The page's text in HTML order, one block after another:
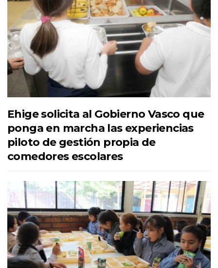
Ehige solicita al Gobierno Vasco que
ponga en marcha las experiencias
piloto de gestión propia de
comedores escolares